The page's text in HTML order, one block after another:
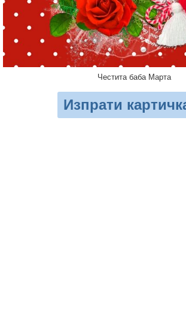
Честита баба Марта
Изпрати